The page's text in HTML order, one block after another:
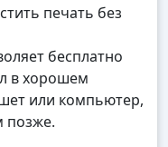
печать без
бесплатно
в хорошем
или компьютер,
позже.